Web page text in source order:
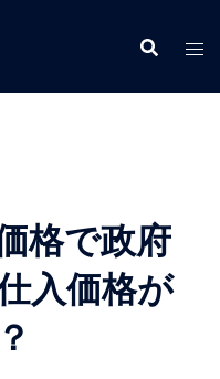
格で政府
入価格が